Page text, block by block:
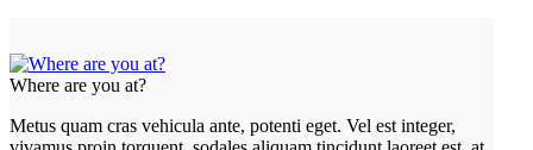
Where are you at?
Metus quam cras vehicula ante, potenti eget. Vel est integer,